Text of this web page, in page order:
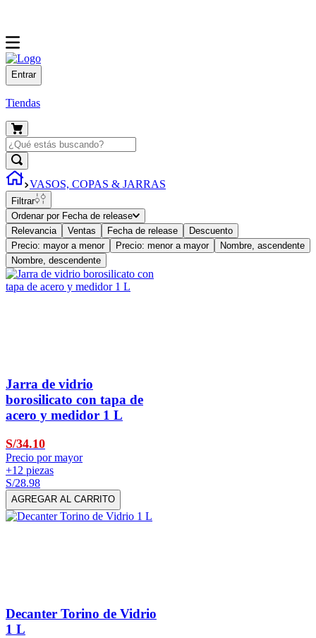
Entrar
Tiendas
VASOS, COPAS & JARRAS
Filtrar
Ordenar por Fecha de release
Relevancia
Ventas Fecha de release
Descuento
Precio: mayor a menor
Precio: menor a mayor
Nombre, ascendente
Nombre, descendente
Jarra de vidrio
borosilicato con tapa de
acero y medidor 1 L
S/34.10
Precio por mayor
+12 piezas
S/28.98
AGREGAR AL CARRITO
Decanter Torino de Vidrio
1 L